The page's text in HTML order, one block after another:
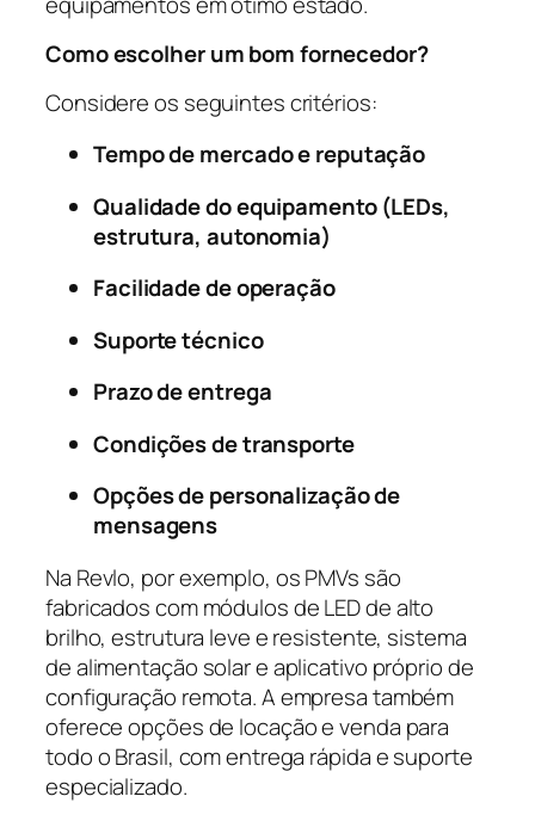
Como escolher um bom fornecedor?
Considere os seguintes critérios:
Tempo de mercado e reputação
Qualidade do equipamento (LEDs,
estrutura, autonomia)
Facilidade de operação
Suporte técnico
Prazo de entrega
Condições de transporte
Opções de personalização de
mensagens
Na Revlo, por exemplo, os PMVs são
fabricados com módulos de LED de alto
brilho, estrutura leve e resistente, sistema
de alimentação solar e aplicativo próprio de
configuração remota. A empresa também
oferece opções de locação e venda para
todo o Brasil, com entrega rápida e suporte
especializado.